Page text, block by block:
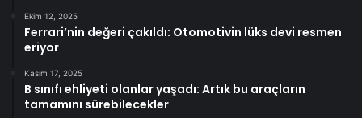
Ekim 12, 2025
Ferrari’nin değeri çakıldı: Otomotivin lüks devi resmen
eriyor
Kasım 17, 2025
B sınıfı ehliyeti olanlar yaşadı: Artık bu araçların
tamamını sürebilecekler